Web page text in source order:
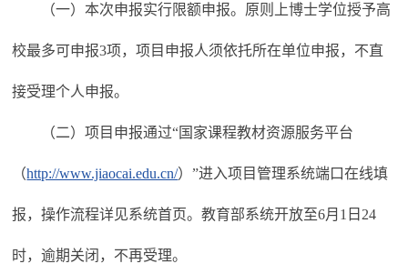
（一）本次申报实行限额申报。原则上博士学位授予高
校最多可申报3项，项目申报人须依托所在单位申报，不直
接受理个人申报。
（二）项目申报通过“国家课程教材资源服务平台
（http://www.jiaocai.edu.cn/）”进入项目管理系统端口在线填
报，操作流程详见系统首页。教育部系统开放至6月1日24
时，逾期关闭，不再受理。